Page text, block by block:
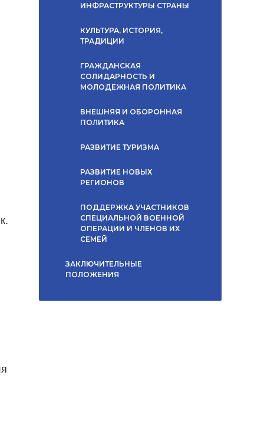
ИНФРАСТРУКТУРЫ СТРАНЫ
КУЛЬТУРА, ИСТОРИЯ,
ТРАДИЦИИ
ГРАЖДАНСКАЯ
СОЛИДАРНОСТЬ И
МОЛОДЕЖНАЯ ПОЛИТИКА
ВНЕШНЯЯ И ОБОРОННАЯ
ПОЛИТИКА
РАЗВИТИЕ ТУРИЗМА
РАЗВИТИЕ НОВЫХ
РЕГИОНОВ
ПОДДЕРЖКА УЧАСТНИКОВ
СПЕЦИАЛЬНОЙ ВОЕННОЙ
ОПЕРАЦИИ И ЧЛЕНОВ ИХ
СЕМЕЙ
ЗАКЛЮЧИТЕЛЬНЫЕ
ПОЛОЖЕНИЯ